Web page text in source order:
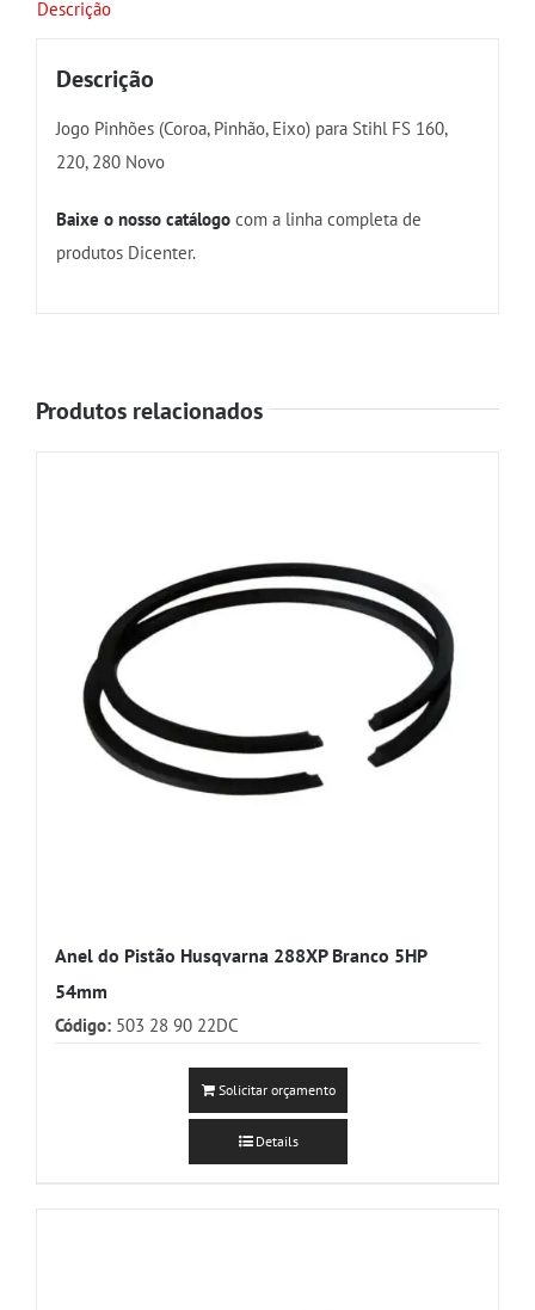
Descrição
Descrição
Jogo Pinhões (Coroa, Pinhão, Eixo) para Stihl FS 160,
220, 280 Novo
Baixe o nosso catálogocom a linha completa de
produtos Dicenter.
Produtos relacionados
Anel do Pistão Husqvarna 288XP Branco 5HP
54mm
Código: 503 28 90 22DC
Solicitar orçamento
Details